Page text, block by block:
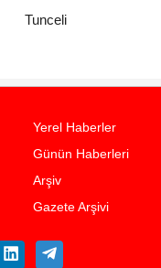
Tunceli
Yerel Haberler
Günün Haberleri
Arşiv
Gazete Arşivi